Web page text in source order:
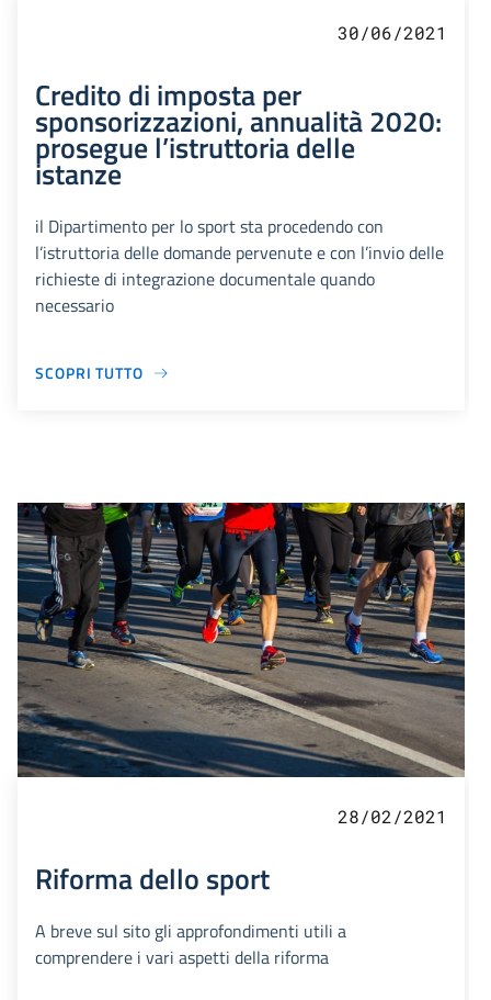
30/06/2021
Credito di imposta per
sponsorizzazioni, annualità 2020:
prosegue l’istruttoria delle
istanze
il Dipartimento per lo sport sta procedendo con
l’istruttoria delle domande pervenute e con l’invio delle
richieste di integrazione documentale quando
necessario
SCOPRI TUTTO
28/02/2021
Riforma dello sport
A breve sul sito gli approfondimenti utili a
comprendere i vari aspetti della riforma